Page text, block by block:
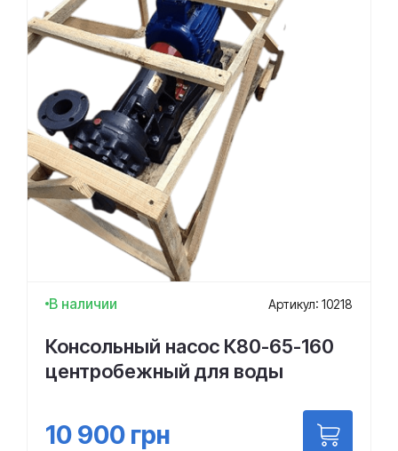
В наличии Артикул: 10218
Консольный насос К80-65-160
центробежный для воды
10 900 грн